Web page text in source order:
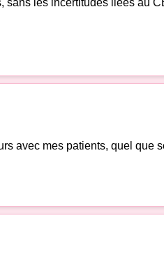
les incertitudes liées au
avec mes patients, quel que